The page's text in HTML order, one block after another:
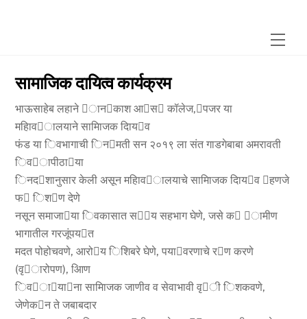
सामाजिक दायित्व कार्यक्रम
भाऊसाहेब लहाने 􁭄ान􁮧काश आ􁭗स􁭅 कॉलेज,􁳲पजर या
महािव􁳒ालयाने सामािजक दािय􁭜व
फंड या िवभागाची िन􁳶मती सन २०१९ ला संत गाडगेबाबा अमरावती
िव􁳒ापीठा􁭒या
िनद􁱷शानुसार केली असून महािव􁳒ालयाचे सामािजक दािय􁭜व 􁭥हणजे
फ􁲦 िश􁭃ण देणे
नसून समाजा􁭒या िवकासात स􁳰􁮓य सहभाग घेणे, जसे क􁳱 􁮕ामीण
भागातील गरजूंपय􁲈त
मदत पोहोचवणे, आरो􁭏य िशिबरे घेणे, पया􁭅वरणाचे र􁭃ण करणे
(वृ􁭃ारोपण), आिण
िव􁳒ा􁭝या􁲈ना सामािजक जाणीव व सेवाभावी वृ􁱫ी िशकवणे,
जेणेक􁱨न ते जबाबदार